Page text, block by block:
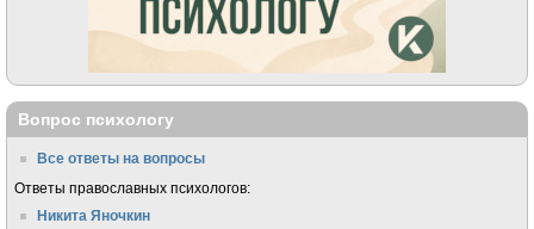
Вопрос психологу
Все ответы на вопросы
Ответы православных психологов:
Никита Яночкин